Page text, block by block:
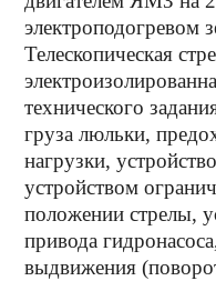
электроподогревом
Телескопическая
технического
груза люльки,
нагрузки,
устройством
положении стрелы,
привода
выдвижения